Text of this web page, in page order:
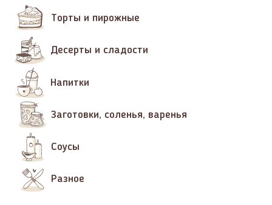
Торты и пирожные
Десерты и сладости
Напитки
Заготовки, соленья, варенья
Соусы
Разное